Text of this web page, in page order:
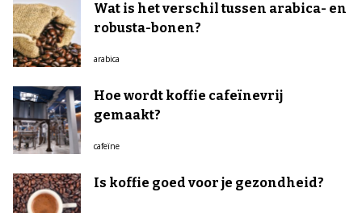
Wat is het verschil tussen arabica- en
robusta-bonen?
arabica
Hoe wordt koffie cafeïnevrij
gemaakt?
cafeïne
Is koffie goed voor je gezondheid?